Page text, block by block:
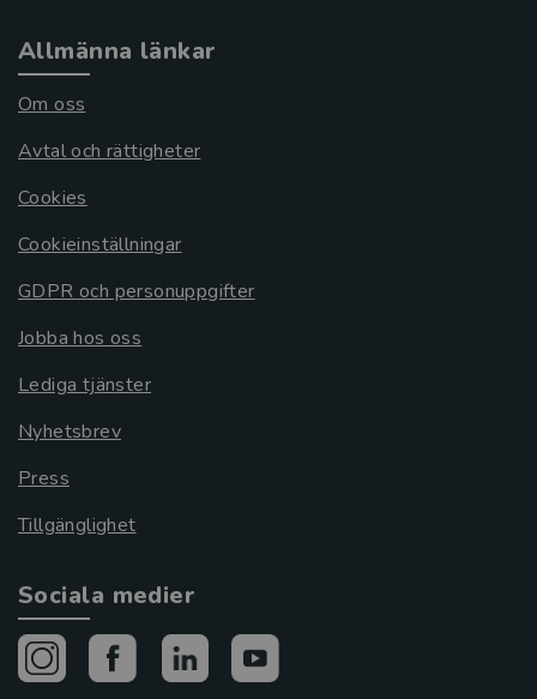
Allmänna länkar
Om oss
Avtal och rättigheter
Cookies
Cookieinställningar
GDPR och personuppgifter
Jobba hos oss
Lediga tjänster
Nyhetsbrev
Press
Tillgänglighet
Sociala medier